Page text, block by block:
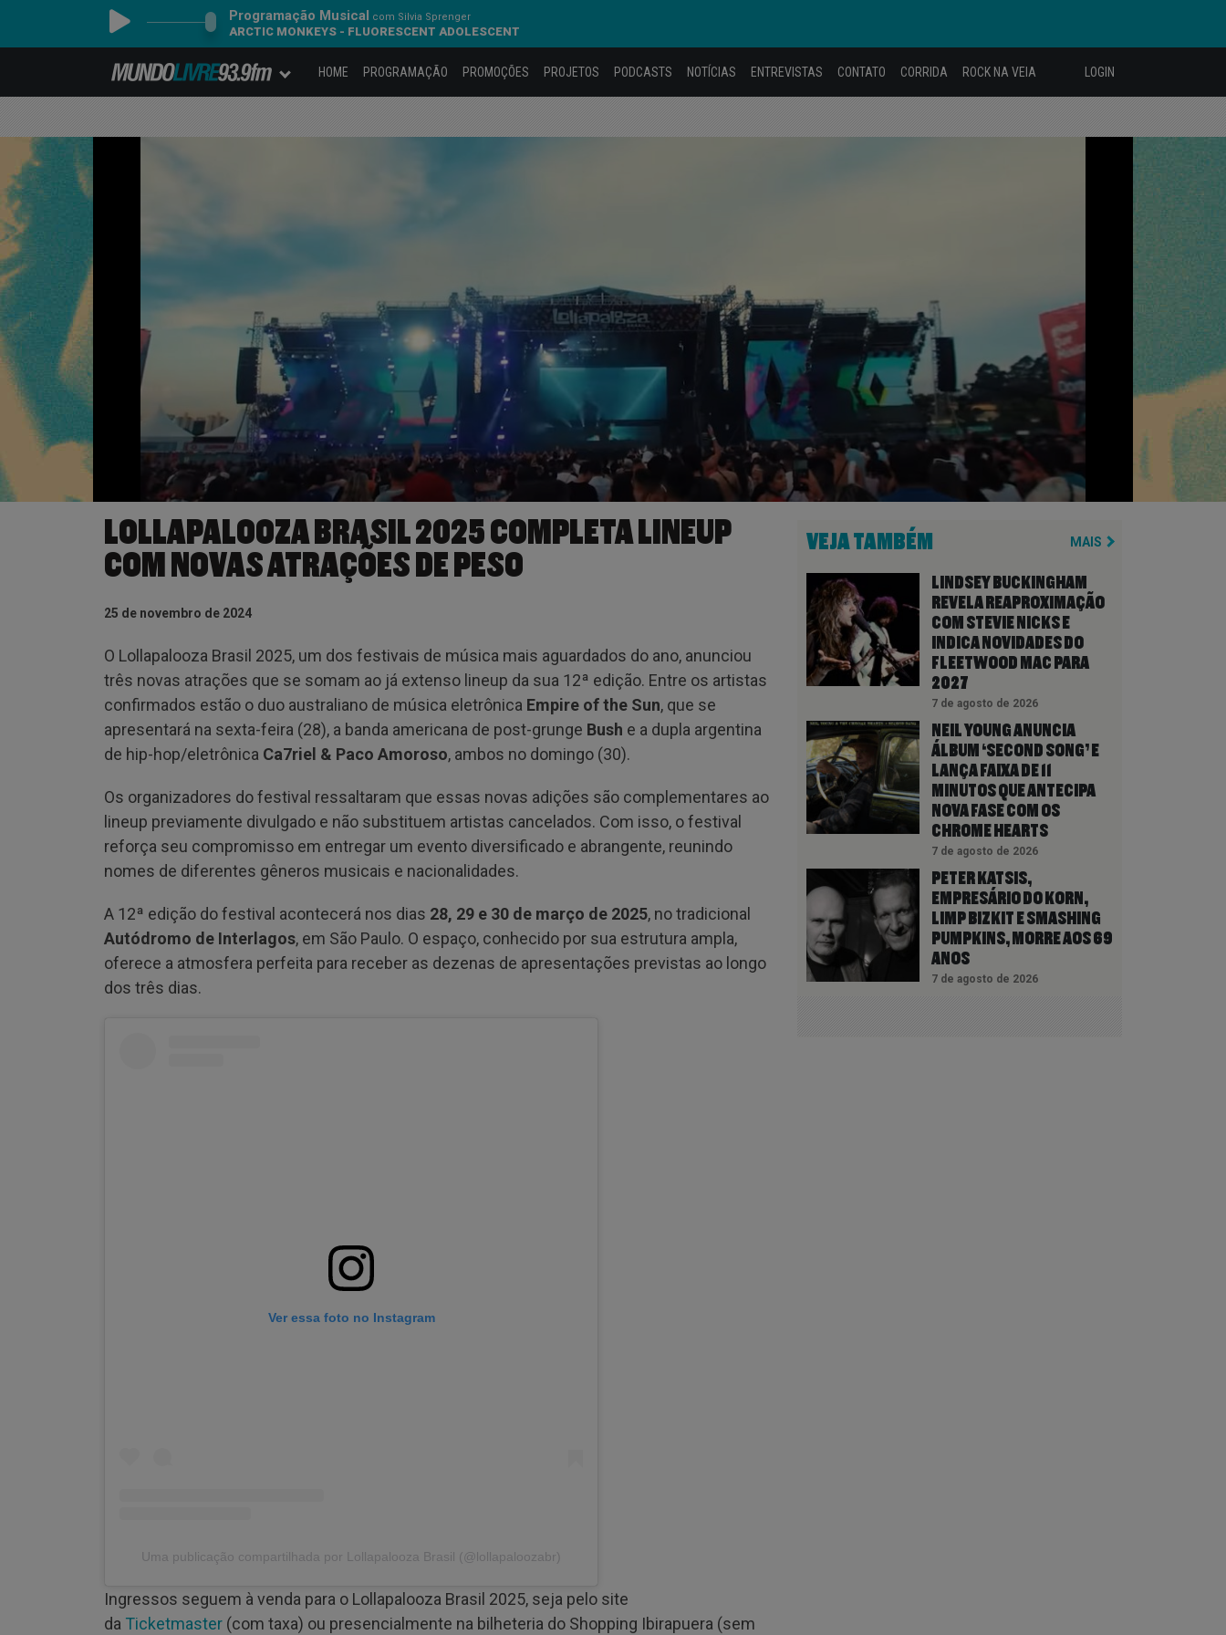
Programação Musical com Silvia Sprenger
ARCTIC MONKEYS - FLUORESCENT ADOLESCENT
HOME PROGRAMAÇÃO PROMOÇÕES PROJETOS PODCASTS NOTÍCIAS ENTREVISTAS CONTATO CORRIDA ROCK NA VEIA LOGIN
LOLLAPALOOZA BRASIL 2025 COMPLETA LINEUP
COM NOVAS ATRAÇÕES DE PESO
25 de novembro de 2024
O Lollapalooza Brasil 2025, um dos festivais de música mais aguardados do ano, anunciou
três novas atrações que se somam ao já extenso lineup da sua 12ª edição. Entre os artistas
confirmados estão o duo australiano de música eletrônica Empire of the Sun, que se
apresentará na sexta-feira (28), a banda americana de post-grunge Bush e a dupla argentina
de hip-hop/eletrônica Ca7riel & Paco Amoroso, ambos no domingo (30).
Os organizadores do festival ressaltaram que essas novas adições são complementares ao
lineup previamente divulgado e não substituem artistas cancelados. Com isso, o festival
reforça seu compromisso em entregar um evento diversificado e abrangente, reunindo
nomes de diferentes gêneros musicais e nacionalidades.
A 12ª edição do festival acontecerá nos dias 28, 29 e 30 de março de 2025, no tradicional
Autódromo de Interlagos, em São Paulo. O espaço, conhecido por sua estrutura ampla,
oferece a atmosfera perfeita para receber as dezenas de apresentações previstas ao longo
dos três dias.
Ver essa foto no Instagram
Uma publicação compartilhada por Lollapalooza Brasil (@lollapaloozabr)
Ingressos seguem à venda para o Lollapalooza Brasil 2025, seja pelo site
da Ticketmaster (com taxa) ou presencialmente na bilheteria do Shopping Ibirapuera (sem
VEJA TAMBÉM MAIS
LINDSEY BUCKINGHAM
REVELA REAPROXIMAÇÃO
COM STEVIE NICKS E
INDICA NOVIDADES DO
FLEETWOOD MAC PARA
2027
7 de agosto de 2026
NEIL YOUNG ANUNCIA
ÁLBUM ‘SECOND SONG’ E
LANÇA FAIXA DE 11
MINUTOS QUE ANTECIPA
NOVA FASE COM OS
CHROME HEARTS
7 de agosto de 2026
PETER KATSIS,
EMPRESÁRIO DO KORN,
LIMP BIZKIT E SMASHING
PUMPKINS, MORRE AOS 69
ANOS
7 de agosto de 2026